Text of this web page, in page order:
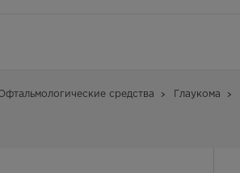
средства Глаукома